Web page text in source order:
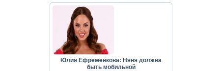
Юлия Ефременкова: Няня должна
быть мобильной